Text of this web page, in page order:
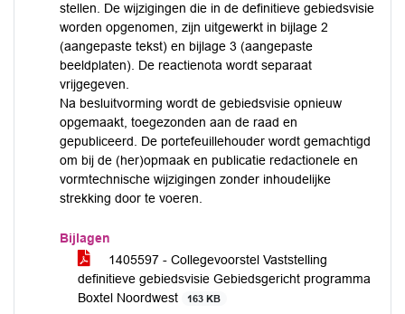
stellen. De wijzigingen die in de definitieve gebiedsvisie
worden opgenomen, zijn uitgewerkt in bijlage 2
(aangepaste tekst) en bijlage 3 (aangepaste
beeldplaten). De reactienota wordt separaat
vrijgegeven.
Na besluitvorming wordt de gebiedsvisie opnieuw
opgemaakt, toegezonden aan de raad en
gepubliceerd. De portefeuillehouder wordt gemachtigd
om bij de (her)opmaak en publicatie redactionele en
vormtechnische wijzigingen zonder inhoudelijke
strekking door te voeren.
Bijlagen
1405597 - Collegevoorstel Vaststelling
definitieve gebiedsvisie Gebiedsgericht programma
Boxtel Noordwest
163 KB